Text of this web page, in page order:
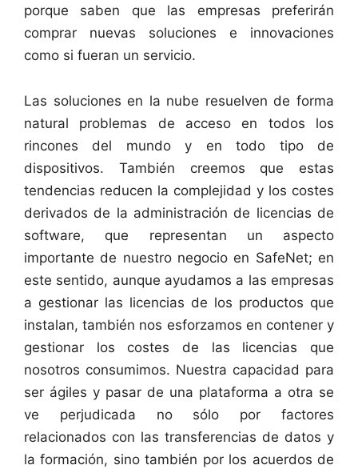
porque saben que las empresas preferirán
comprar nuevas soluciones e innovaciones
como si fueran un servicio.
Las soluciones en la nube resuelven de forma
natural problemas de acceso en todos los
rincones del mundo y en todo tipo de
dispositivos. También creemos que estas
tendencias reducen la complejidad y los costes
derivados de la administración de licencias de
software, que representan un aspecto
importante de nuestro negocio en SafeNet; en
este sentido, aunque ayudamos a las empresas
a gestionar las licencias de los productos que
instalan, también nos esforzamos en contener y
gestionar los costes de las licencias que
nosotros consumimos. Nuestra capacidad para
ser ágiles y pasar de una plataforma a otra se
ve perjudicada no sólo por factores
relacionados con las transferencias de datos y
la formación, sino también por los acuerdos de